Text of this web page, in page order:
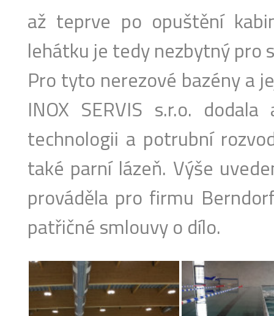
až teprve po opuštění
lehátku je tedy nezbytný pro
Pro tyto nerezové bazény a
INOX SERVIS s.r.o.
technologii a potrubní
také parní lázeň. Výše
prováděla pro firmu
patřičné smlouvy o dílo.